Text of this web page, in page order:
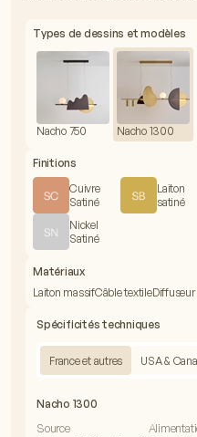
Types de dessins et modèles
Nacho 750 Nacho 1300
Finitions
Cuivre
Satiné
Laiton
satiné
Nickel
Satiné
Matériaux
Laiton massifCâble textileDiffuseur
Spécificités techniques
France et autres USA &
Nacho 1300
Source